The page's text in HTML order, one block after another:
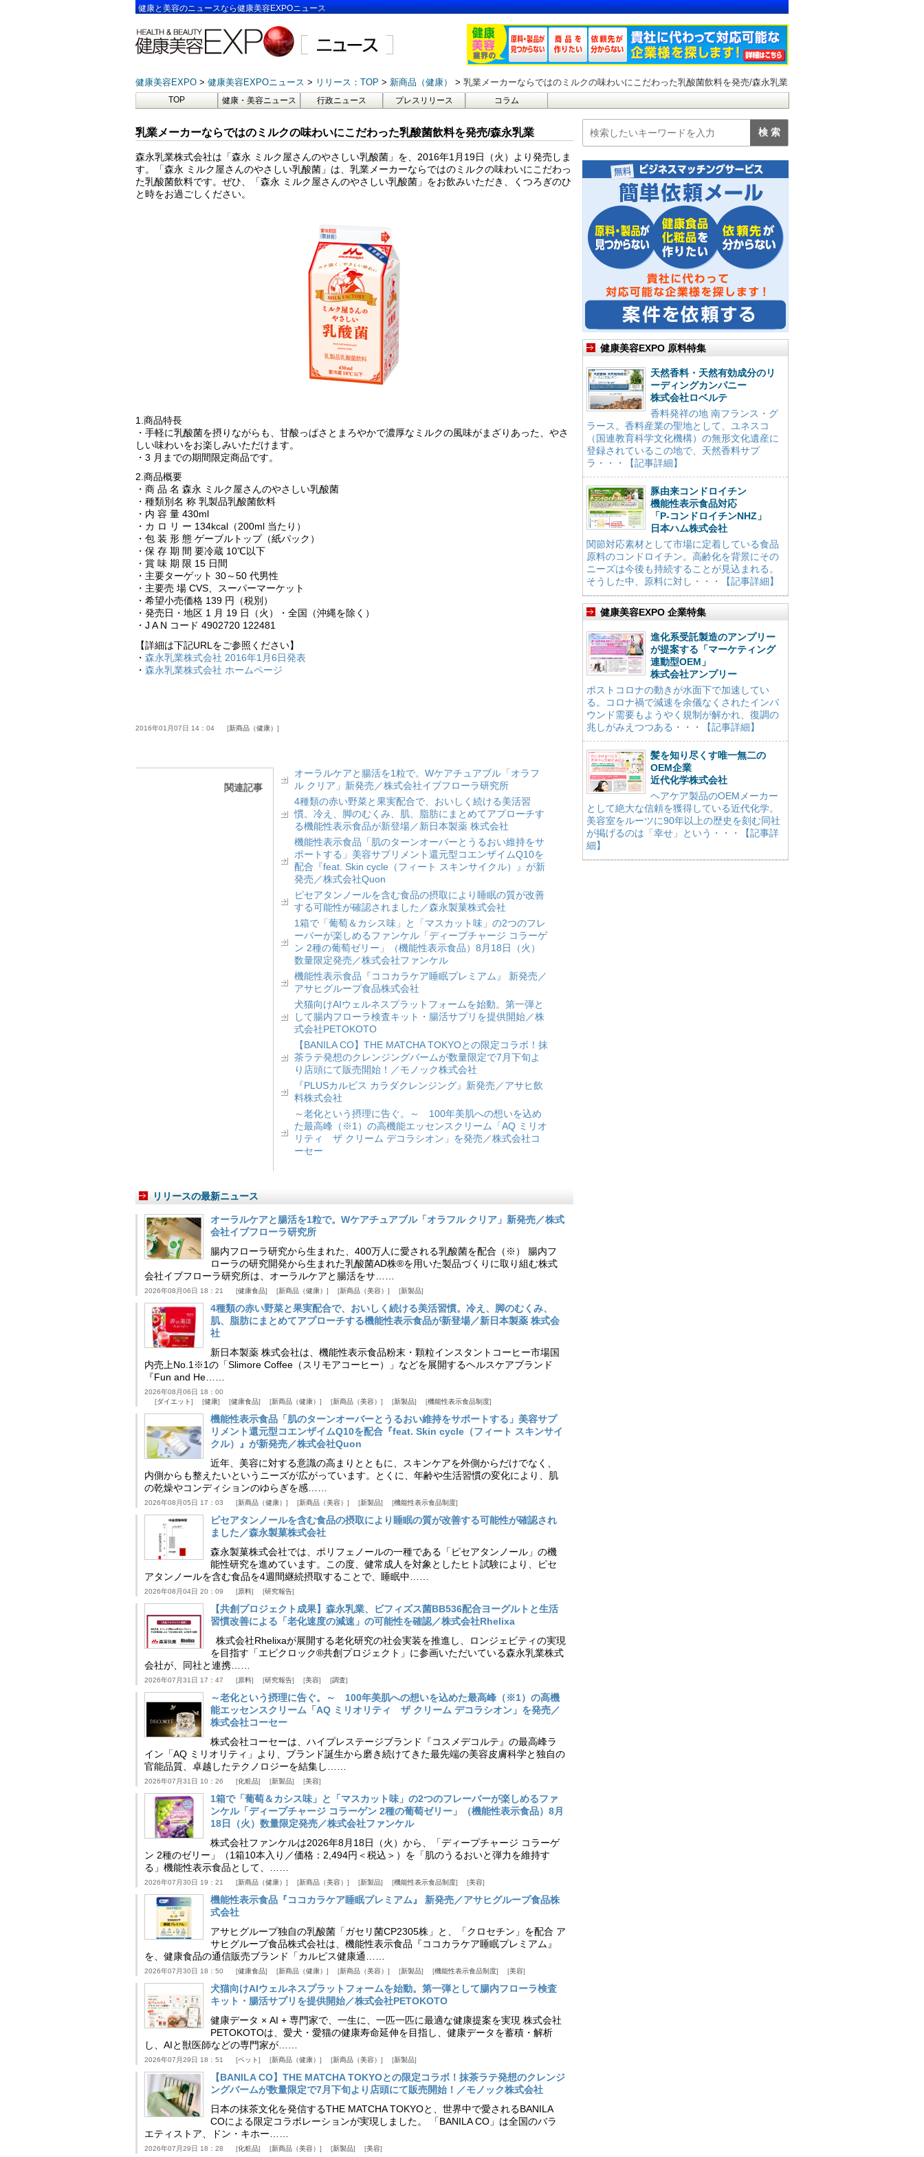
健康と美容のニュースなら健康美容EXPOニュース
健康美容EXPO 健康美容EXPOニュース リリース：TOP 新商品（健康） 乳業メーカーならではのミルクの味わいにこだわった乳酸菌飲料を発売/森永乳業
TOP 健康・美容ニュース 行政ニュース プレスリリース コラム
乳業メーカーならではのミルクの味わいにこだわった乳酸菌飲料を発売/森永乳業
森永乳業株式会社は「森永 ミルク屋さんのやさしい乳酸菌」を、2016年1月19日（火）より発売しま
す。「森永 ミルク屋さんのやさしい乳酸菌」は、乳業メーカーならではのミルクの味わいにこだわっ
た乳酸菌飲料です。ぜひ、「森永 ミルク屋さんのやさしい乳酸菌」をお飲みいただき、くつろぎのひ
と時をお過ごしください。
1.商品特長
・手軽に乳酸菌を摂りながらも、甘酸っぱさとまろやかで濃厚なミルクの風味がまざりあった、やさ
しい味わいをお楽しみいただけます。
・3 月までの期間限定商品です。
2.商品概要
・商 品 名 森永 ミルク屋さんのやさしい乳酸菌
・種類別名 称 乳製品乳酸菌飲料
・内 容 量 430ml
・カ ロ リ ー 134kcal（200ml 当たり）
・包 装 形 態 ゲーブルトップ（紙パック）
・保 存 期 間 要冷蔵 10℃以下
・賞 味 期 限 15 日間
・主要ターゲット 30～50 代男性
・主要売 場 CVS、スーパーマーケット
・希望小売価格 139 円（税別）
・発売日・地区 1 月 19 日（火）・全国（沖縄を除く）
・J A N コード 4902720 122481
【詳細は下記URLをご参照ください】
・ 森永乳業株式会社 2016年1月6日発表
・ 森永乳業株式会社 ホームページ
2016年01月07日 14：04 新商品（健康）
関連記事
オーラルケアと腸活を1粒で。Wケアチュアブル「オラフ
ル クリア」新発売／株式会社イブフローラ研究所
4種類の赤い野菜と果実配合で、おいしく続ける美活習
慣。冷え、脚のむくみ、肌、脂肪にまとめてアプローチす
る機能性表示食品が新登場／新日本製薬 株式会社
機能性表示食品「肌のターンオーバーとうるおい維持をサ
ポートする」美容サプリメント還元型コエンザイムQ10を
配合『feat. Skin cycle（フィート スキンサイクル）』が新
発売／株式会社Quon
ピセアタンノールを含む食品の摂取により睡眠の質が改善
する可能性が確認されました／森永製菓株式会社
1箱で「葡萄＆カシス味」と「マスカット味」の2つのフレ
ーバーが楽しめるファンケル「ディープチャージ コラーゲ
ン 2種の葡萄ゼリー」（機能性表示食品）8月18日（火）
数量限定発売／株式会社ファンケル
機能性表示食品『ココカラケア睡眠プレミアム』 新発売／
アサヒグループ食品株式会社
犬猫向けAIウェルネスプラットフォームを始動。第一弾と
して腸内フローラ検査キット・腸活サプリを提供開始／株
式会社PETOKOTO
【BANILA CO】THE MATCHA TOKYOとの限定コラボ！抹
茶ラテ発想のクレンジングバームが数量限定で7月下旬よ
り店頭にて販売開始！／モノック株式会社
『PLUSカルピス カラダクレンジング』新発売／アサヒ飲
料株式会社
～老化という摂理に告ぐ。～ 100年美肌への想いを込め
た最高峰（※1）の高機能エッセンスクリーム「AQ ミリオ
リティ ザ クリーム デコラシオン」を発売／株式会社コ
ーセー
リリースの最新ニュース
オーラルケアと腸活を1粒で。Wケアチュアブル「オラフル クリア」新発売／株式
会社イブフローラ研究所
腸内フローラ研究から生まれた、400万人に愛される乳酸菌を配合（※） 腸内フ
ローラの研究開発から生まれた乳酸菌AD株®を用いた製品づくりに取り組む株式
会社イブフローラ研究所は、オーラルケアと腸活をサ……
2026年08月06日 18：21 健康食品 新商品（健康） 新商品（美容） 新製品
4種類の赤い野菜と果実配合で、おいしく続ける美活習慣。冷え、脚のむくみ、
肌、脂肪にまとめてアプローチする機能性表示食品が新登場／新日本製薬 株式会
社
新日本製薬 株式会社は、機能性表示食品粉末・顆粒インスタントコーヒー市場国
内売上No.1※1の「Slimore Coffee（スリモアコーヒー）」などを展開するヘルスケアブランド
『Fun and He……
2026年08月06日 18：00
ダイエット
健康 健康食品 新商品（健康） 新商品（美容） 新製品 機能性表示食品制度
機能性表示食品「肌のターンオーバーとうるおい維持をサポートする」美容サプ
リメント還元型コエンザイムQ10を配合『feat. Skin cycle（フィート スキンサイ
クル）』が新発売／株式会社Quon
近年、美容に対する意識の高まりとともに、スキンケアを外側からだけでなく、
内側からも整えたいというニーズが広がっています。とくに、年齢や生活習慣の変化により、肌
の乾燥やコンディションのゆらぎを感……
2026年08月05日 17：03 新商品（健康） 新商品（美容） 新製品 機能性表示食品制度
ピセアタンノールを含む食品の摂取により睡眠の質が改善する可能性が確認され
ました／森永製菓株式会社
森永製菓株式会社では、ポリフェノールの一種である「ピセアタンノール」の機
能性研究を進めています。この度、健常成人を対象としたヒト試験により、ピセ
アタンノールを含む食品を4週間継続摂取することで、睡眠中……
2026年08月04日 20：09 原料 研究報告
【共創プロジェクト成果】森永乳業、ビフィズス菌BB536配合ヨーグルトと生活
習慣改善による「老化速度の減速」の可能性を確認／株式会社Rhelixa
株式会社Rhelixaが展開する老化研究の社会実装を推進し、ロンジェビティの実現
を目指す「エピクロック®共創プロジェクト」に参画いただいている森永乳業株式
会社が、同社と連携……
2026年07月31日 17：47 原料 研究報告 美容 調査
～老化という摂理に告ぐ。～ 100年美肌への想いを込めた最高峰（※1）の高機
能エッセンスクリーム「AQ ミリオリティ ザ クリーム デコラシオン」を発売／
株式会社コーセー
株式会社コーセーは、ハイプレステージブランド『コスメデコルテ』の最高峰ラ
イン「AQ ミリオリティ」より、ブランド誕生から磨き続けてきた最先端の美容皮膚科学と独自の
官能品質、卓越したテクノロジーを結集し……
2026年07月31日 10：26 化粧品 新製品 美容
1箱で「葡萄＆カシス味」と「マスカット味」の2つのフレーバーが楽しめるファ
ンケル「ディープチャージ コラーゲン 2種の葡萄ゼリー」（機能性表示食品）8月
18日（火）数量限定発売／株式会社ファンケル
株式会社ファンケルは2026年8月18日（火）から、「ディープチャージ コラーゲ
ン 2種のゼリー」（1箱10本入り／価格：2,494円＜税込＞）を「肌のうるおいと弾力を維持す
る」機能性表示食品として、……
2026年07月30日 19：21 新商品（健康） 新商品（美容） 新製品 機能性表示食品制度 美容
機能性表示食品『ココカラケア睡眠プレミアム』 新発売／アサヒグループ食品株
式会社
アサヒグループ独自の乳酸菌「ガセリ菌CP2305株」と、「クロセチン」を配合 ア
サヒグループ食品株式会社は、機能性表示食品『ココカラケア睡眠プレミアム』
を、健康食品の通信販売ブランド「カルピス健康通……
2026年07月30日 18：50 健康食品 新商品（健康） 新商品（美容） 新製品 機能性表示食品制度 美容
犬猫向けAIウェルネスプラットフォームを始動。第一弾として腸内フローラ検査
キット・腸活サプリを提供開始／株式会社PETOKOTO
健康データ × AI + 専門家で、一生に、一匹一匹に最適な健康提案を実現 株式会社
PETOKOTOは、愛犬・愛猫の健康寿命延伸を目指し、健康データを蓄積・解析
し、AIと獣医師などの専門家が……
2026年07月29日 18：51 ペット 新商品（健康） 新商品（美容） 新製品
【BANILA CO】THE MATCHA TOKYOとの限定コラボ！抹茶ラテ発想のクレンジ
ングバームが数量限定で7月下旬より店頭にて販売開始！／モノック株式会社
日本の抹茶文化を発信するTHE MATCHA TOKYOと、世界中で愛されるBANILA
COによる限定コラボレーションが実現しました。 「BANILA CO」は全国のバラ
エティストア、ドン・キホー……
2026年07月29日 18：28 化粧品 新商品（美容） 新製品 美容
健康美容EXPO 原料特集
天然香料・天然有効成分のリ
ーディングカンパニー
株式会社ロベルテ
香料発祥の地 南フランス・グ
ラース。香料産業の聖地として、ユネスコ
（国連教育科学文化機構）の無形文化遺産に
登録されているこの地で、天然香料サプ
ラ・・・【記事詳細】
豚由来コンドロイチン
機能性表示食品対応
「P-コンドロイチンNHZ」
日本ハム株式会社
関節対応素材として市場に定着している食品
原料のコンドロイチン。高齢化を背景にその
ニーズは今後も持続することが見込まれる。
そうした中、原料に対し・・・【記事詳細】
健康美容EXPO 企業特集
進化系受託製造のアンプリー
が提案する「マーケティング
連動型OEM」
株式会社アンプリー
ポストコロナの動きが水面下で加速してい
る。コロナ禍で減速を余儀なくされたインバ
ウンド需要もようやく規制が解かれ、復調の
兆しがみえつつある・・・【記事詳細】
髪を知り尽くす唯一無二の
OEM企業
近代化学株式会社
ヘアケア製品のOEMメーカー
として絶大な信頼を獲得している近代化学。
美容室をルーツに90年以上の歴史を刻む同社
が掲げるのは「幸せ」という・・・【記事詳
細】